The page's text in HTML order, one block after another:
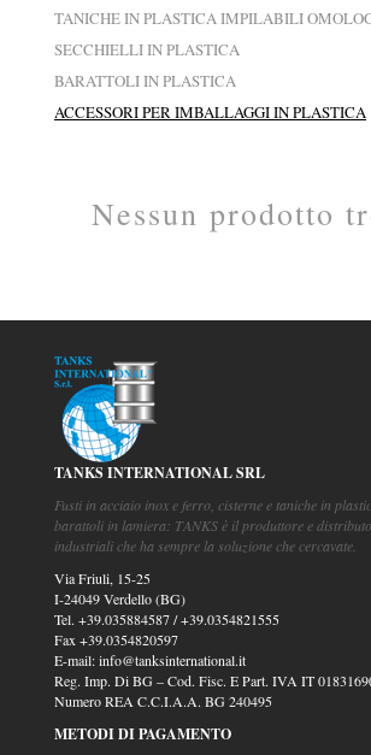
TANICHE IN PLASTICA IMPILABILI
SECCHIELLI IN PLASTICA
BARATTOLI IN PLASTICA
ACCESSORI PER IMBALLAGGI IN PLASTICA
Nessun prodotto
TANKS INTERNATIONAL SRL
Fusti in acciaio inox e ferro, cisterne e taniche in
barattoli in lamiera: TANKS è il produttore e
industriali che ha sempre la soluzione che cercavate.
Via Friuli, 15-25
I-24049 Verdello (BG)
Tel. +39.035884587/+39.0354821555
Fax +39.0354820597
E-mail:info@tanksinternational.it
Reg. Imp. Di BG – Cod. Fisc. E Part. IVA IT
Numero REA C.C.I.A.A. BG 240495
METODI DI PAGAMENTO